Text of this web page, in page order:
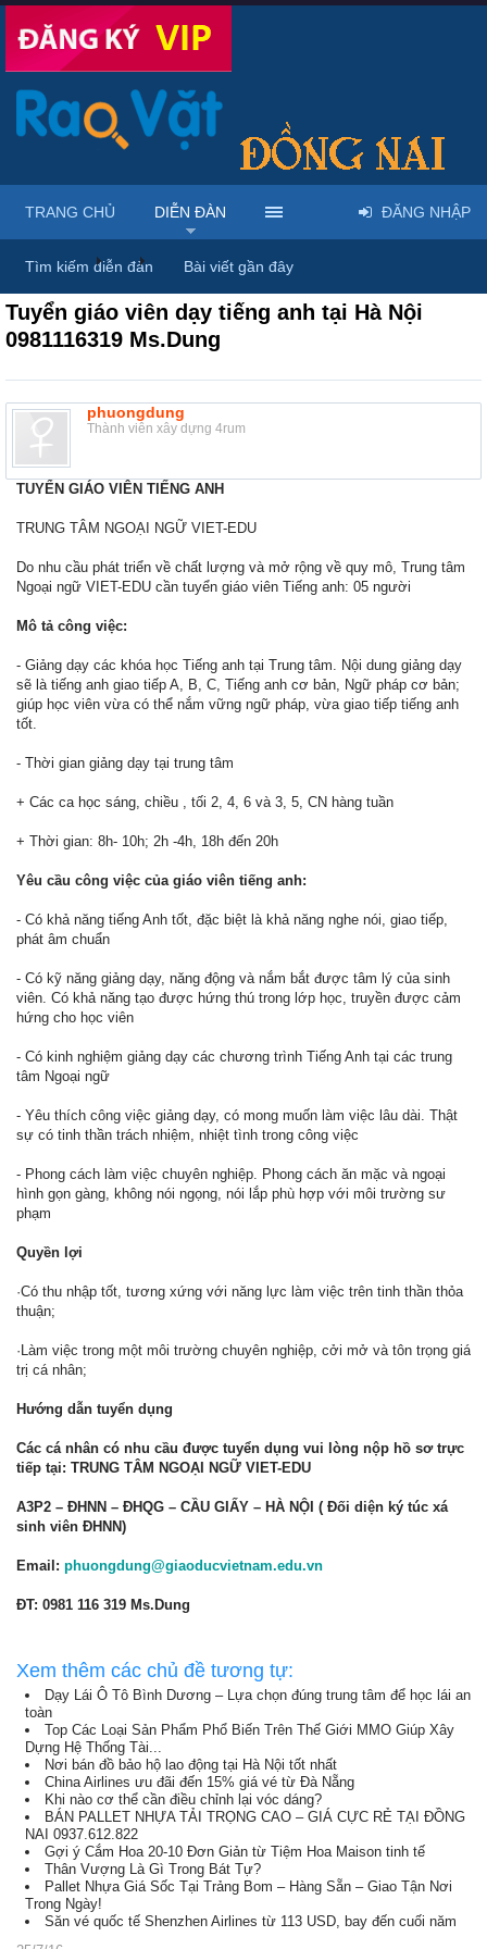
Diễn đàn ... Rao vặt tổng hợp - Uy tín - Miễn phí
Tuyển giáo viên dạy tiếng anh tại Hà Nội
0981116319 Ms.Dung
phuongdung
Thành viên xây dựng 4rum
TUYỂN GIÁO VIÊN TIẾNG ANH
TRUNG TÂM NGOẠI NGỮ VIET-EDU
Do nhu cầu phát triển về chất lượng và mở rộng về quy mô, Trung tâm
Ngoại ngữ VIET-EDU cần tuyển giáo viên Tiếng anh: 05 người
Mô tả công việc:
- Giảng dạy các khóa học Tiếng anh tại Trung tâm. Nội dung giảng dạy
sẽ là tiếng anh giao tiếp A, B, C, Tiếng anh cơ bản, Ngữ pháp cơ bản;
giúp học viên vừa có thể nắm vững ngữ pháp, vừa giao tiếp tiếng anh
tốt.
- Thời gian giảng dạy tại trung tâm
+ Các ca học sáng, chiều , tối 2, 4, 6 và 3, 5, CN hàng tuần
+ Thời gian: 8h- 10h; 2h -4h, 18h đến 20h
Yêu cầu công việc của giáo viên tiếng anh:
- Có khả năng tiếng Anh tốt, đặc biệt là khả năng nghe nói, giao tiếp,
phát âm chuẩn
- Có kỹ năng giảng dạy, năng động và nắm bắt được tâm lý của sinh
viên. Có khả năng tạo được hứng thú trong lớp học, truyền được cảm
hứng cho học viên
- Có kinh nghiệm giảng dạy các chương trình Tiếng Anh tại các trung
tâm Ngoại ngữ
- Yêu thích công việc giảng dạy, có mong muốn làm việc lâu dài. Thật
sự có tinh thần trách nhiệm, nhiệt tình trong công việc
- Phong cách làm việc chuyên nghiệp. Phong cách ăn mặc và ngoại
hình gọn gàng, không nói ngọng, nói lắp phù hợp với môi trường sư
phạm
Quyền lợi
·Có thu nhập tốt, tương xứng với năng lực làm việc trên tinh thần thỏa
thuận;
·Làm việc trong một môi trường chuyên nghiệp, cởi mở và tôn trọng giá
trị cá nhân;
Hướng dẫn tuyển dụng
Các cá nhân có nhu cầu được tuyển dụng vui lòng nộp hồ sơ trực
tiếp tại: TRUNG TÂM NGOẠI NGỮ VIET-EDU
A3P2 – ĐHNN – ĐHQG – CẦU GIẤY – HÀ NỘI ( Đối diện ký túc xá
sinh viên ĐHNN)
Email: phuongdung@giaoducvietnam.edu.vn
ĐT: 0981 116 319 Ms.Dung
Xem thêm các chủ đề tương tự:
Dạy Lái Ô Tô Bình Dương – Lựa chọn đúng trung tâm để học lái an
toàn
Top Các Loại Sản Phẩm Phổ Biến Trên Thế Giới MMO Giúp Xây
Dựng Hệ Thống Tài...
Nơi bán đồ bảo hộ lao động tại Hà Nội tốt nhất
China Airlines ưu đãi đến 15% giá vé từ Đà Nẵng
Khi nào cơ thể cần điều chỉnh lại vóc dáng?
BÁN PALLET NHỰA TẢI TRỌNG CAO – GIÁ CỰC RẺ TẠI ĐỒNG
NAI 0937.612.822
Gợi ý Cắm Hoa 20-10 Đơn Giản từ Tiệm Hoa Maison tinh tế
Thân Vượng Là Gì Trong Bát Tự?
Pallet Nhựa Giá Sốc Tại Trảng Bom – Hàng Sẵn – Giao Tận Nơi
Trong Ngày!
Săn vé quốc tế Shenzhen Airlines từ 113 USD, bay đến cuối năm
TRANG CHỦ DIỄN ĐÀN
Tìm kiếm diễn đàn Bài viết gần đây
ĐĂNG NHẬP